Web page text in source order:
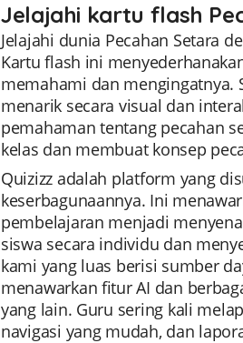
Jelajahi kartu flash
Jelajahi dunia Pecahan Setara
Kartu flash ini
memahami dan mengingatnya.
menarik secara visual dan
pemahaman tentang pecahan
kelas dan membuat konsep
Quizizz adalah platform yang
keserbagunaannya. Ini
pembelajaran menjadi
siswa secara individu dan
kami yang luas berisi sumber
menawarkan fitur AI dan
yang lain. Guru sering kali
navigasi yang mudah, dan